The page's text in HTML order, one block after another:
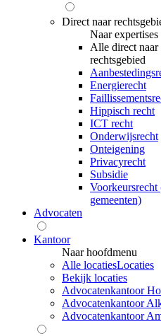
Direct naar
Naar expertises
Alle direct naar
rechtsgebied
Energierecht
Hippisch recht
ICT recht
Onderwijsrecht
Onteigening
Privacyrecht
Subsidie
gemeenten)
Advocaten
Kantoor
Naar hoofdmenu
Alle locatiesLocaties
Bekijk locaties
Advocatenkantoor
Advocatenkantoor
Advocatenkantoor